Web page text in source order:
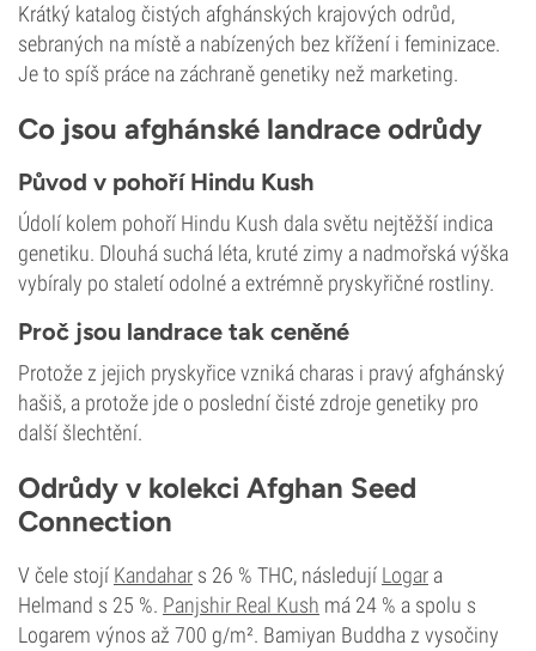
Krátký katalog čistých afghánských krajových odrůd,
sebraných na místě a nabízených bez křížení i feminizace.
Je to spíš práce na záchraně genetiky než marketing.
Co jsou afghánské landrace odrůdy
Původ v pohoří Hindu Kush
Údolí kolem pohoří Hindu Kush dala světu nejtěžší indica
genetiku. Dlouhá suchá léta, kruté zimy a nadmořská výška
vybíraly po staletí odolné a extrémně pryskyřičné rostliny.
Proč jsou landrace tak ceněné
Protože z jejich pryskyřice vzniká charas i pravý afghánský
hašiš, a protože jde o poslední čisté zdroje genetiky pro
další šlechtění.
Odrůdy v kolekci Afghan Seed
Connection
V čele stojí Kandahar s 26 % THC, následují Logar a
Helmand s 25 %. Panjshir Real Kush má 24 % a spolu s
Logarem výnos až 700 g/m². Bamiyan Buddha z vysočiny